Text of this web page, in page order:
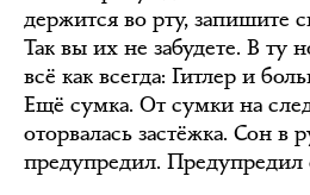
держится во рту, запишите
Так вы их не забудете. В ту
всё как всегда: Гитлер и
Ещё сумка. От сумки на
оторвалась застёжка. Сон в
предупредил. Предупредил